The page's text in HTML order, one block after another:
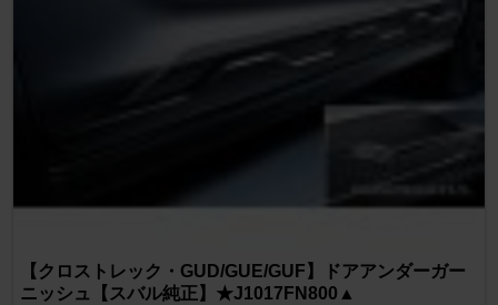
【クロストレック・GUD/GUE/GUF】ドアアンダーガー
ニッシュ【スバル純正】★J1017FN800▲